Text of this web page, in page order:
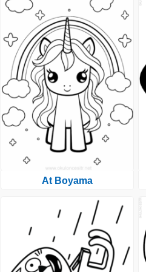
At Boyama